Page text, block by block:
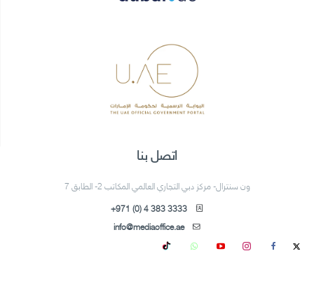
اتصل بنا
ون سنترال- مركز دبي التجاري العالمي المكاتب 2- الطابق 7
+971 (0) 4 383 3333
info@mediaoffice.ae